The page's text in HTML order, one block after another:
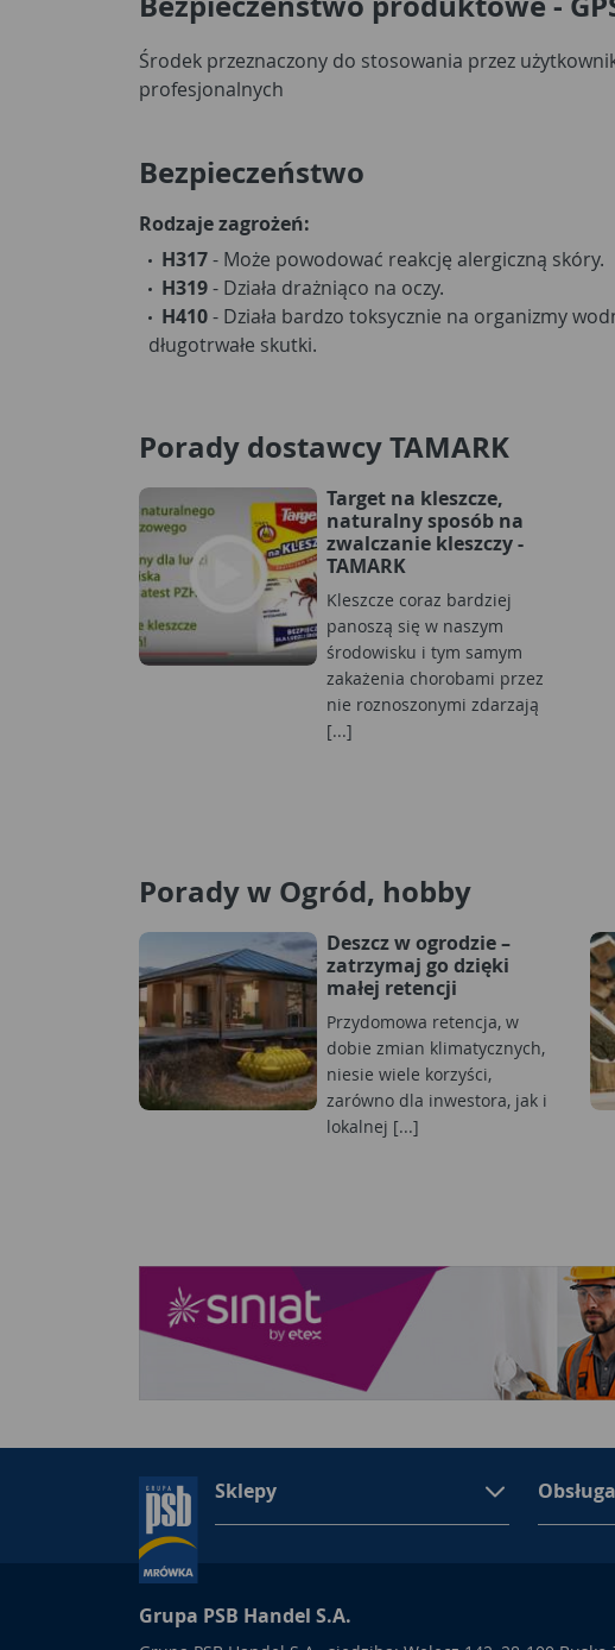
Środek przeznaczony do stosowania przez
profesjonalnych
Bezpieczeństwo
Rodzaje zagrożeń:
H317- Może powodować reakcję alergiczną skóry.
H319- Działa drażniąco na oczy.
H410- Działa bardzo toksycznie na organizmy
długotrwałe skutki.
Porady dostawcy TAMARK
Target na kleszcze,
naturalny sposób na
zwalczanie kleszczy -
TAMARK
Kleszcze coraz bardziej
panoszą się w naszym
środowisku i tym samym
zakażenia chorobami przez
nie roznoszonymi zdarzają
[...]
Porady w Ogród, hobby
Deszcz w ogrodzie –
zatrzymaj go dzięki
małej retencji
Przydomowa retencja, w
dobie zmian klimatycznych,
niesie wiele korzyści,
zarówno dla inwestora, jak i
lokalnej [...]
Sklepy
Grupa PSB Handel S.A.